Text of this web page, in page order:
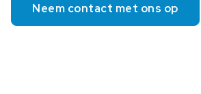
Neem contact met ons op